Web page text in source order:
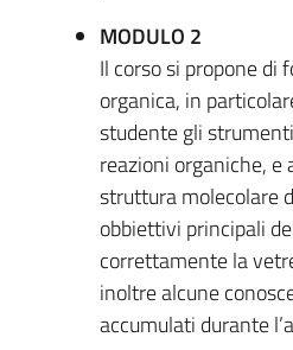
MODULO 2
Il corso si propone
organica, in
studente gli
reazioni organiche, e
struttura molecolare
obbiettivi principali
correttamente la
inoltre alcune
accumulati durante